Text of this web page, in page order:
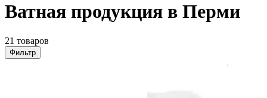
Ватная продукция в Перми
21 товаров
Фильтр